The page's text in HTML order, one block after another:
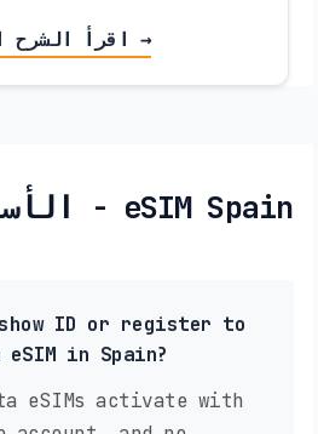
اقرأ الشرح القانوني الكامل →
الأسئلة الشائعة - eSIM Spain
ID or register to
eSIM in Spain?
eSIMs activate with